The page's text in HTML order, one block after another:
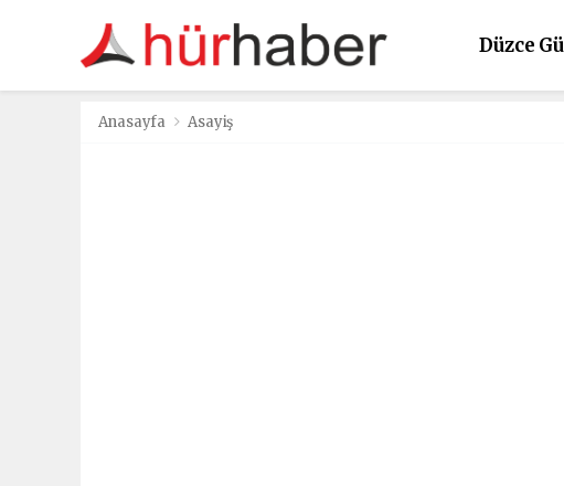
Düzce
Anasayfa Asayiş